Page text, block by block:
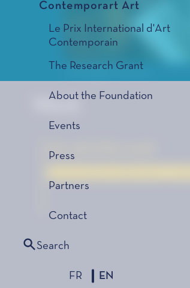
Contemporart Art
Le Prix International d'Art
Contemporain
The Research Grant
About the Foundation
Events
Press
Partners
Contact
Search
FR EN
© All rights reserved
Work
For all of his work
Le